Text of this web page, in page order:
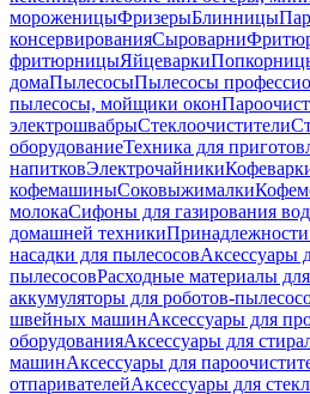
мороженицыФризерыБлинницы
консервированияСыроварни
фритюрницыЯйцеварки
домаПылесосыПылесосы
пылесосы, мойщики окон
электрошвабрыСтеклоочистители
оборудованиеТехника для
напитковЭлектрочайники
кофемашиныСоковыжималки
молокаСифоны для газирования
домашней техники
насадки для пылесосовАксессуары
пылесосовРасходные материалы
аккумуляторы для роботов-
швейных машинАксессуары для
оборудованияАксессуары для
машинАксессуары для
отпаривателейАксессуары для